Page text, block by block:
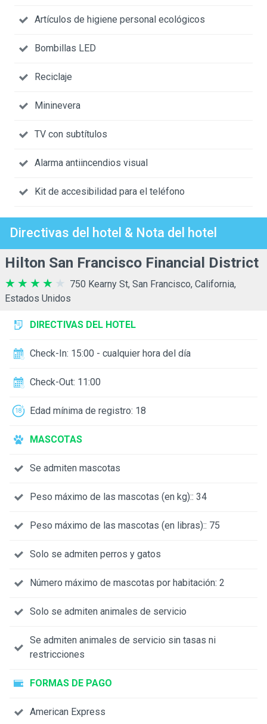
Artículos de higiene personal ecológicos
Bombillas LED
Reciclaje
Mininevera
TV con subtítulos
Alarma antiincendios visual
Kit de accesibilidad para el teléfono
Directivas del hotel & Nota del hotel
Hilton San Francisco Financial District
750 Kearny St, San Francisco, California,
Estados Unidos
DIRECTIVAS DEL HOTEL
Check-In: 15:00 - cualquier hora del día
Check-Out: 11:00
Edad mínima de registro: 18
MASCOTAS
Se admiten mascotas
Peso máximo de las mascotas (en kg):: 34
Peso máximo de las mascotas (en libras):: 75
Solo se admiten perros y gatos
Número máximo de mascotas por habitación: 2
Solo se admiten animales de servicio
Se admiten animales de servicio sin tasas ni
restricciones
FORMAS DE PAGO
American Express